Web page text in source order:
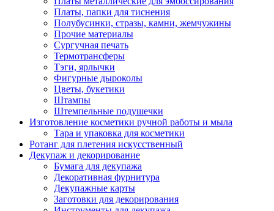
Платы, папки для тиснения
Полубусинки, стразы, камни, жемчужины
Прочие материалы
Сургучная печать
Термотрансферы
Тэги, ярлычки
Фигурные дыроколы
Цветы, букетики
Штампы
Штемпельные подушечки
Изготовление косметики ручной работы и мыла
Тара и упаковка для косметики
Ротанг для плетения искусственный
Декупаж и декорирование
Бумага для декупажа
Декоративная фурнитура
Декупажные карты
Заготовки для декорирования